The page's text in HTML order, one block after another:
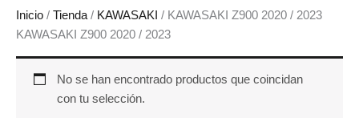
Inicio / Tienda / KAWASAKI / KAWASAKI Z900 2020 / 2023
KAWASAKI Z900 2020 / 2023
No se han encontrado productos que coincidan
con tu selección.